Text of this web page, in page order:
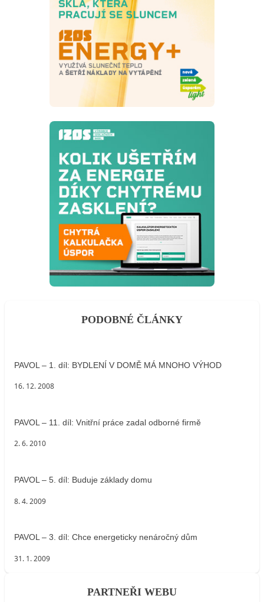
PODOBNÉ ČLÁNKY
PAVOL – 1. díl: BYDLENÍ V DOMĚ MÁ MNOHO VÝHOD
16. 12. 2008
PAVOL – 11. díl: Vnitřní práce zadal odborné firmě
2. 6. 2010
PAVOL – 5. díl: Buduje základy domu
8. 4. 2009
PAVOL – 3. díl: Chce energeticky nenáročný dům
31. 1. 2009
PARTNEŘI WEBU